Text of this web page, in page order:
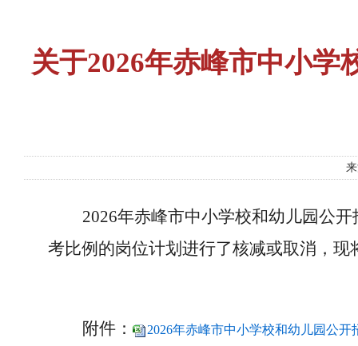
关于2026年赤峰市中小学
2026年赤峰市中小学校和幼儿园公
考比例的岗位计划进行了核减或取消，
附件： 2026年赤峰市中小学校和幼儿园公